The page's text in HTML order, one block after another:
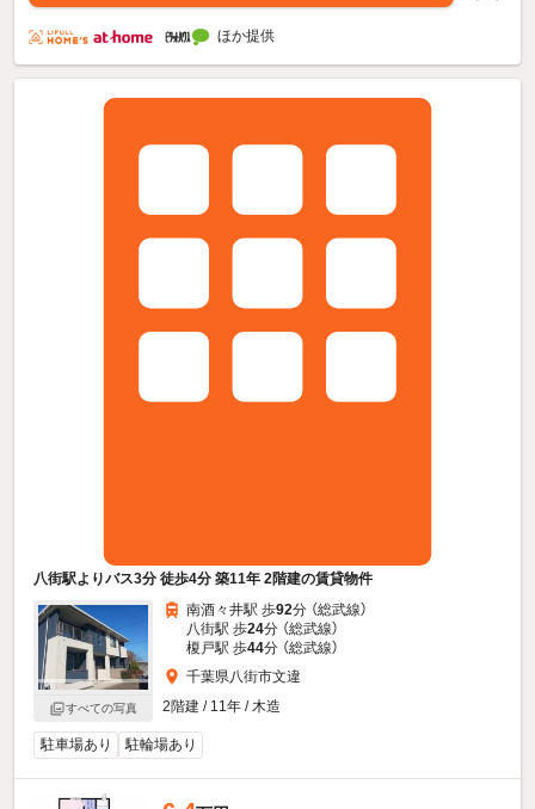
ほか提供
八街駅よりバス3分 徒歩4分 築11年 2階建の賃貸物件
すべての写真
南酒々井駅 歩92分 （総武線）
八街駅 歩24分 （総武線）
榎戸駅 歩44分 （総武線）
千葉県八街市文違
2階建 / 11年 / 木造
駐車場あり 駐輪場あり